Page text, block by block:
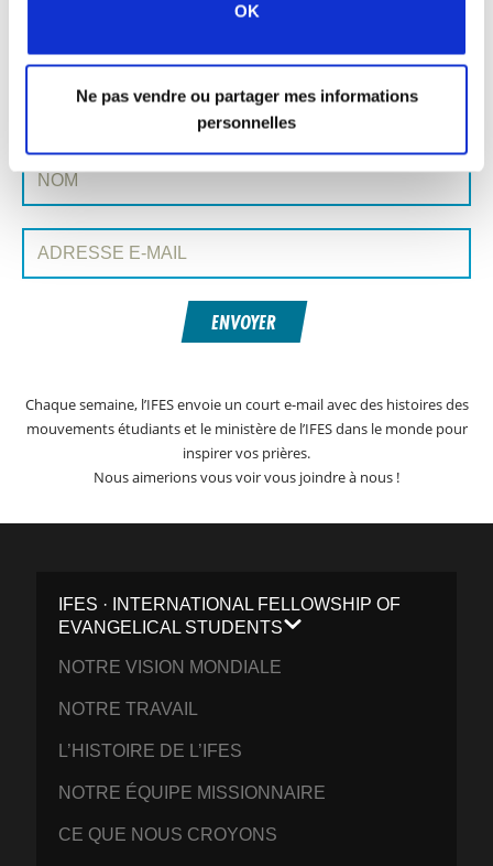
OK
Ne pas vendre ou partager mes informations
personnelles
INSCRIVEZ-VOUS À PRAYERLINE
Adresse e-mail:
ENVOYER
Chaque semaine, l’IFES envoie un court e-mail avec des histoires des
mouvements étudiants et le ministère de l’IFES dans le monde pour
inspirer vos prières.
Nous aimerions vous voir vous joindre à nous !
IFES · INTERNATIONAL FELLOWSHIP OF
EVANGELICAL STUDENTS
NOTRE VISION MONDIALE
NOTRE TRAVAIL
L’HISTOIRE DE L’IFES
NOTRE ÉQUIPE MISSIONNAIRE
CE QUE NOUS CROYONS